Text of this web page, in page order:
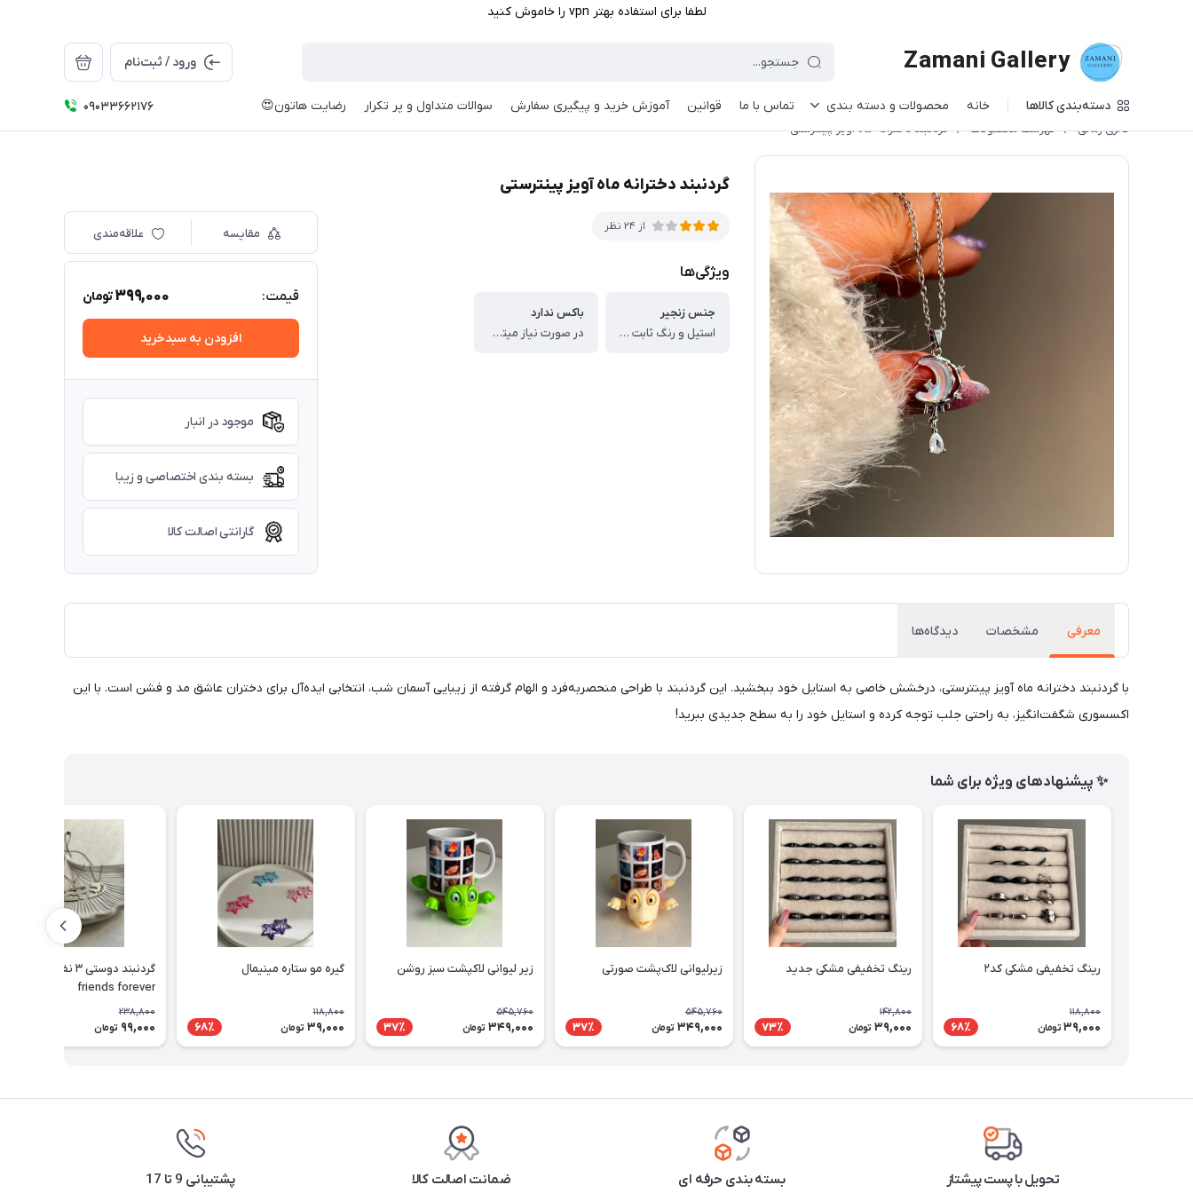
لطفا برای استفاده بهتر vpn را خاموش کنید
Zamani Gallery ورود / ثبت‌نام
دسته‌بندی کالاها خانه محصولات و دسته بندی تماس با ما قوانین آموزش خرید و پیگیری سفارش سوالات متداول و پر تکرار رضایت هاتون😍 09033662176
گالری زمانی / فهرست محصولات / گردنبند دخترانه ماه آویز پینترستی
گردنبند دخترانه ماه آویز پینترستی
از 24 نظر
ویژگی‌ها
جنس زنجیر
استیل و رنگ ثابت می باشد
باکس ندارد
در صورت نیاز میتوانید به صورت جدا داخل سایت به سفارشتون اضافه کنید
مقایسه علاقه‌مندی
قیمت: 399,000تومان
افزودن به سبدخرید
موجود در انبار
بسته بندی اختصاصی و زیبا
گارانتی اصالت کالا
معرفی مشخصات دیدگاه‌ها
با گردنبند دخترانه ماه آویز پینترستی، درخشش خاصی به استایل خود ببخشید. این گردنبند با طراحی منحصربه‌فرد و الهام گرفته از زیبایی آسمان شب، انتخابی ایده‌آل برای دختران عاشق مد و فشن است. با این
اکسسوری شگفت‌انگیز، به راحتی جلب توجه کرده و استایل خود را به سطح جدیدی ببرید!
✨ پیشنهادهای ویژه برای شما
رینگ تخفیفی مشکی کد۲
118,800
39,000 تومان 68٪
رینگ تخفیفی مشکی جدید
142,800
39,000 تومان 73٪
زیرلیوانی لاک‌پشت صورتی
545,760
349,000 تومان 37٪
زیر لیوانی لاکپشت سبز روشن
545,760
349,000 تومان 37٪
گیره مو ستاره مینیمال
118,800
39,000 تومان 68٪
friends forever
238,800
99,000 تومان
تحویل با پست پیشتاز بسته بندی حرفه ای ضمانت اصالت کالا پشتیبانی 9 تا 17